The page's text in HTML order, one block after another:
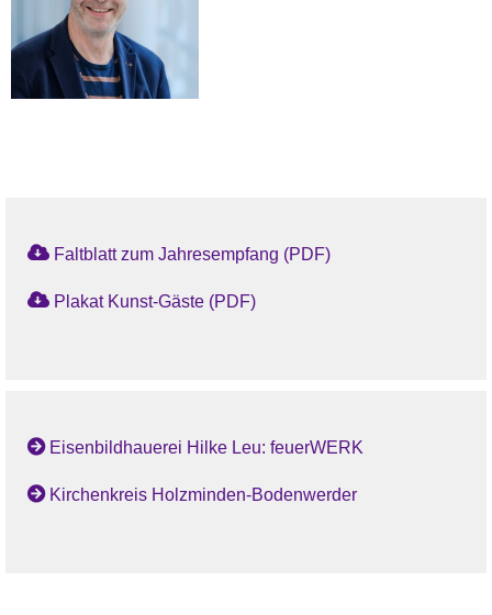
Faltblatt zum Jahresempfang (PDF)
Plakat Kunst-Gäste (PDF)
Eisenbildhauerei Hilke Leu: feuerWERK
Kirchenkreis Holzminden-Bodenwerder